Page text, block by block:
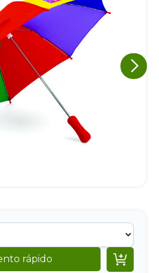
rápido 
comprometida a proteger e respeitar
seus dados apenas para fins
alterar suas preferências a
conversa